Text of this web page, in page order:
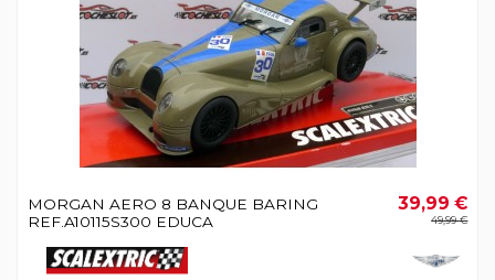
MORGAN AERO 8 BANQUE BARING
REF.A10115S300 EDUCA
39,99 €
49,99 €